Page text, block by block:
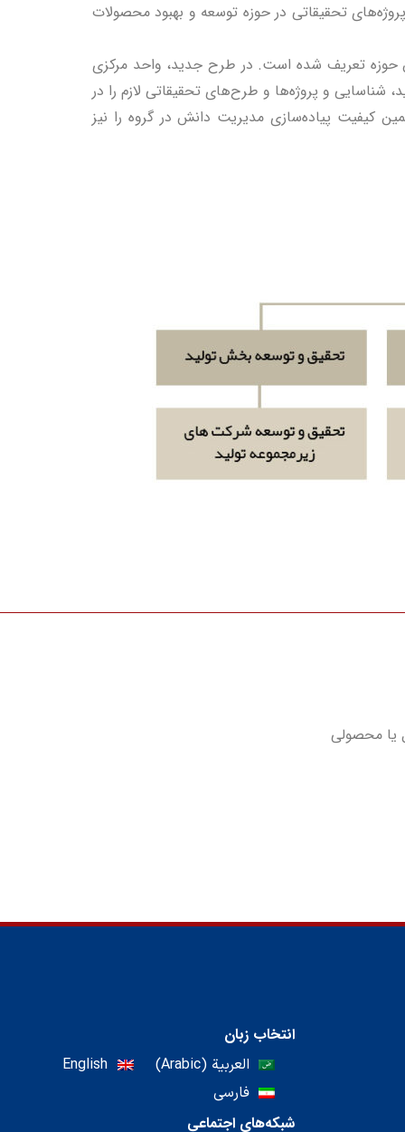
به مدیریت پروژه‌های تحقیقاتی در حوزه توسعه و بهبود محصولات
حوزه تعریف شده است. در طرح جدید، واحد مرکزی
شناسایی و پروژه‌ها و طرح‌های تحقیقاتی لازم را در
کیفیت پیاده‌سازی مدیریت دانش در گروه را نیز
یا محصولی
انتخاب زبان
العربية (
Arabic
)
English
فارسی
شبکه‌های اجتماعی